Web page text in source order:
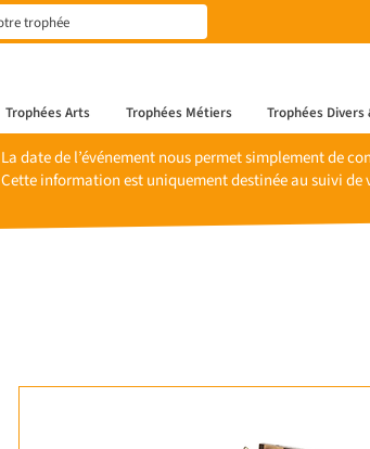
Trophées Arts Trophées Métiers Trophées Divers
La date de l’événement nous permet simplement de
Cette information est uniquement destinée au suivi de